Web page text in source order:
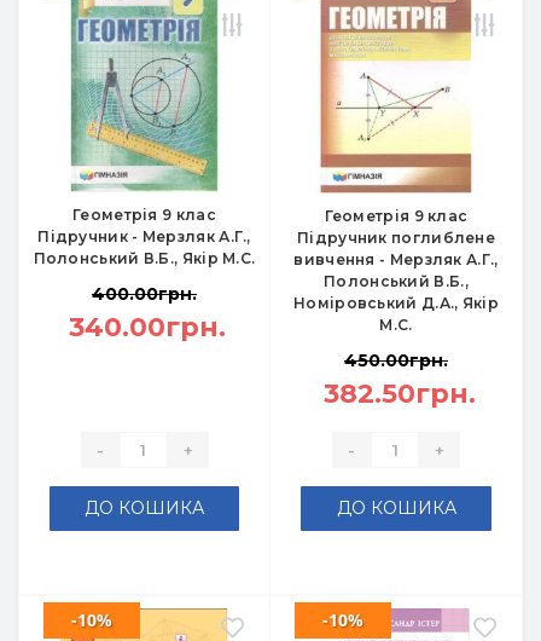
Геометрія 9 клас
Підручник - Мерзляк А.Г.,
Полонський В.Б., Якір М.С.
400.00грн.
340.00грн.
- +
ДО КОШИКА
Геометрія 9 клас
Підручник поглиблене
вивчення - Мерзляк А.Г.,
Полонський В.Б.,
Номіровський Д.А., Якір
М.С.
450.00грн.
382.50грн.
- +
ДО КОШИКА
-10% -10%